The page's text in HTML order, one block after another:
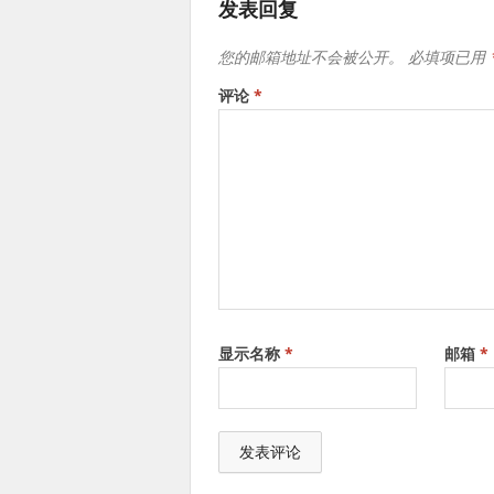
发表回复
您的邮箱地址不会被公开。 必填项已用
评论 *
显示名称 * 邮箱 *